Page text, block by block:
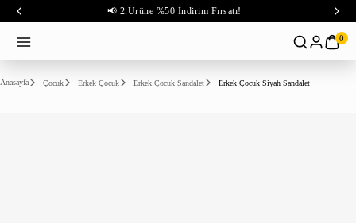
📢 2.Ürüne %50 İndirim Fırsatı!
0
Anasayfa Çocuk Erkek Çocuk Erkek Çocuk Sandalet Erkek Çocuk Siyah Sandalet